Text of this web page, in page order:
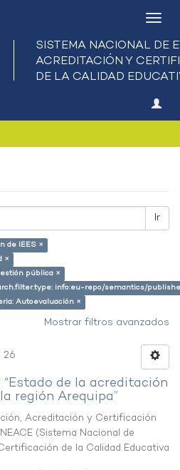
Ir
de IEES ×
×
pública ×
info:eu-repo/semantics/
Autoevaluación ×
Mostrar filtros avanzados
26
de la acreditación
región Arequipa”
Acreditación y Certificación
(Sistema Nacional de
de la Calidad Educativa